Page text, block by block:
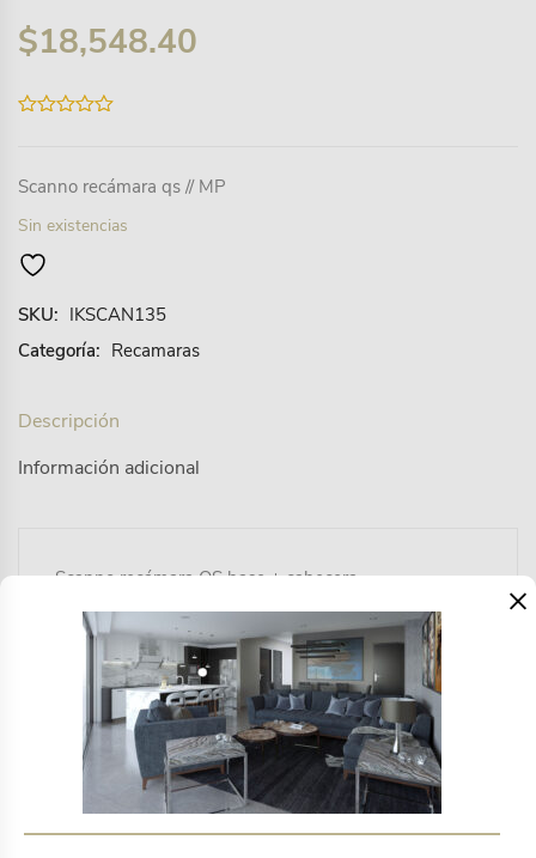
$18,548.40
5
Scanno recámara qs // MP
Sin existencias
SKU: IKSCAN135
Categoría: Recamaras
Descripción
Información adicional
Scanno recámara QS base + cabecera
Productos relacionados
×